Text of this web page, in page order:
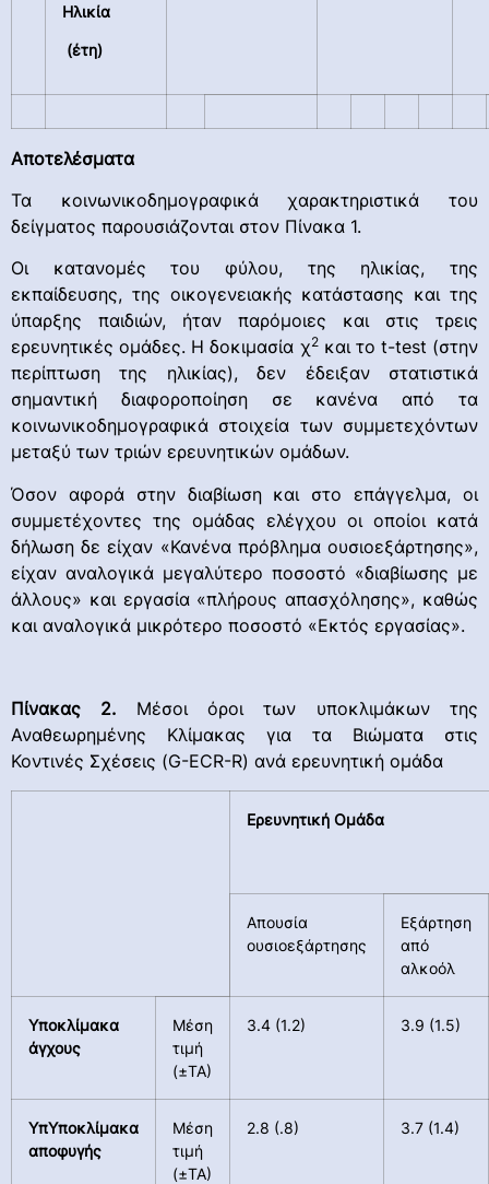
Ηλικία
(έτη)
Αποτελέσματα
Τα κοινωνικοδημογραφικά χαρακτηριστικά του
δείγματος παρουσιάζονται στον Πίνακα 1.
Οι κατανομές του φύλου, της ηλικίας, της
εκπαίδευσης, της οικογενειακής κατάστασης και της
ύπαρξης παιδιών, ήταν παρόμοιες και στις τρεις
ερευνητικές ομάδες. Η δοκιμασία χ2και το t-test (στην
περίπτωση της ηλικίας), δεν έδειξαν στατιστικά
σημαντική διαφοροποίηση σε κανένα από τα
κοινωνικοδημογραφικά στοιχεία των συμμετεχόντων
μεταξύ των τριών ερευνητικών ομάδων.
Όσον αφορά στην διαβίωση και στο επάγγελμα, οι
συμμετέχοντες της ομάδας ελέγχου οι οποίοι κατά
δήλωση δε είχαν «Κανένα πρόβλημα ουσιοεξάρτησης»,
είχαν αναλογικά μεγαλύτερο ποσοστό «διαβίωσης με
άλλους» και εργασία «πλήρους απασχόλησης», καθώς
και αναλογικά μικρότερο ποσοστό «Εκτός εργασίας».
Πίνακας 2. Μέσοι όροι των υποκλιμάκων της
Αναθεωρημένης Κλίμακας για τα Βιώματα στις
Κοντινές Σχέσεις (G-ECR-R) ανά ερευνητική ομάδα
Ερευνητική Ομάδα
Απουσία
ουσιοεξάρτησης
Εξάρτηση
από
αλκοόλ
Yποκλίμακα
άγχους
Μέση
τιμή
(±ΤΑ)
3.4 (1.2) 3.9 (1.5)
YπΥποκλίμακα
αποφυγής
Μέση
τιμή
(±ΤΑ)
2.8 (.8) 3.7 (1.4)